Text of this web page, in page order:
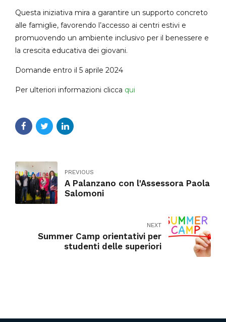
Questa iniziativa mira a garantire un supporto concreto
alle famiglie, favorendo l’accesso ai centri estivi e
promuovendo un ambiente inclusivo per il benessere e
la crescita educativa dei giovani.
Domande entro il 5 aprile 2024
Per ulteriori informazioni clicca qui
PREVIOUS
A Palanzano con l'Assessora Paola
Salomoni
NEXT
Summer Camp orientativi per
studenti delle superiori